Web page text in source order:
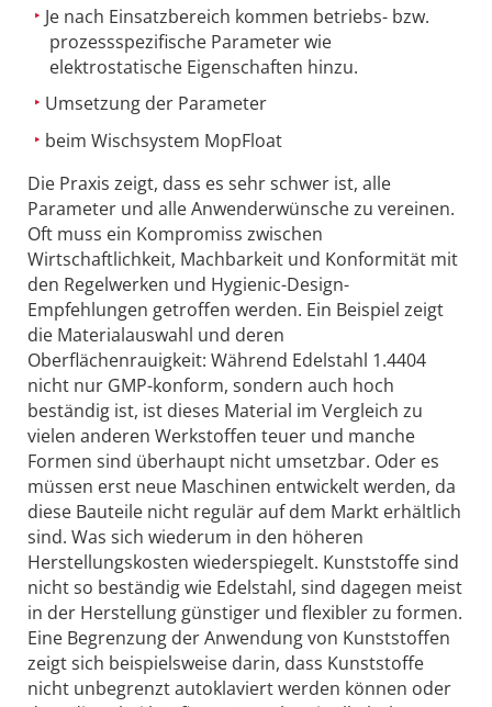
Je nach Einsatzbereich kommen betriebs- bzw.
prozessspezifische Parameter wie
elektrostatische Eigenschaften hinzu.
Umsetzung der Parameter
beim Wischsystem MopFloat
Die Praxis zeigt, dass es sehr schwer ist, alle
Parameter und alle Anwenderwünsche zu vereinen.
Oft muss ein Kompromiss zwischen
Wirtschaftlichkeit, Machbarkeit und Konformität mit
den Regelwerken und Hygienic-Design-
Empfehlungen getroffen werden. Ein Beispiel zeigt
die Materialauswahl und deren
Oberflächenrauigkeit: Während Edelstahl 1.4404
nicht nur GMP-konform, sondern auch hoch
beständig ist, ist dieses Material im Vergleich zu
vielen anderen Werkstoffen teuer und manche
Formen sind überhaupt nicht umsetzbar. Oder es
müssen erst neue Maschinen entwickelt werden, da
diese Bauteile nicht regulär auf dem Markt erhältlich
sind. Was sich wiederum in den höheren
Herstellungskosten wiederspiegelt. Kunststoffe sind
nicht so beständig wie Edelstahl, sind dagegen meist
in der Herstellung günstiger und flexibler zu formen.
Eine Begrenzung der Anwendung von Kunststoffen
zeigt sich beispielsweise darin, dass Kunststoffe
nicht unbegrenzt autoklaviert werden können oder